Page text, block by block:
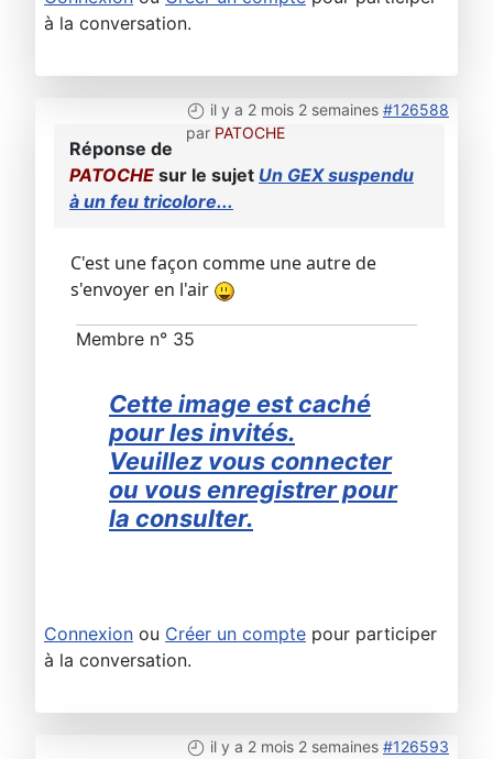
à la conversation.
il y a 2 mois 2 semaines #126588
par PATOCHE
Réponse de
PATOCHE sur le sujet Un GEX suspendu
à un feu tricolore...
C'est une façon comme une autre de
s'envoyer en l'air
Membre n° 35
Cette image est caché
pour les invités.
Veuillez vous connecter
ou vous enregistrer pour
la consulter.
Connexion ou Créer un compte pour participer
à la conversation.
il y a 2 mois 2 semaines #126593